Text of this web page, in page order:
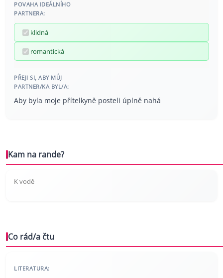
POVAHA IDEÁLNÍHO
PARTNERA:
klidná
romantická
PŘEJI SI, ABY MŮJ
PARTNER/KA BYL/A:
Aby byla moje přítelkyně posteli úplně nahá
Kam na rande?
K vodě
Co rád/a čtu
LITERATURA: